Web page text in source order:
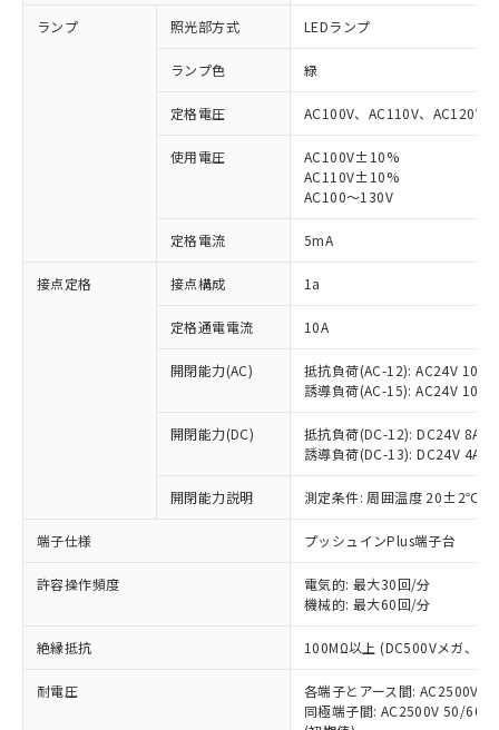
ランプ 照光部方式 LEDランプ
ランプ色 緑
定格電圧 AC100V、AC110V、AC120V
使用電圧
AC100V±10%
AC110V±10%
AC100～130V
定格電流 5mA
接点定格 接点構成 1a
定格通電電流 10A
開閉能力(AC)
抵抗負荷(AC-12): AC24V 10A/
誘導負荷(AC-15): AC24V
開閉能力(DC)
抵抗負荷(DC-12): DC24V 8A/
誘導負荷(DC-13): DC24V 4A/
開閉能力説明 測定条件: 周囲温度 20±2℃、
端子仕様 プッシュインPlus端子台
許容操作頻度
電気的: 最大30回/分
機械的: 最大60回/分
絶縁抵抗 100MΩ以上 (DC500Vメガ、点
耐電圧
各端子とアース間: AC2500V
同極端子間: AC2500V 50/
ご利用条件
以下の条件をお読みいただき、同意のうえ
本サービスは、当社制御機器事業取扱
商品の当社在庫状況および標準価格
(税抜)を提供させていただくもので
当社制御機器事業取扱商品の中には、
ことをご了承ください。
在庫状況および標準価格照会結果は、
記載している更新日時点での社内デー
タに基づき作成されるものであり、閲
覧された時点での実際の在庫および標
準価格とは異なる場合があることをご
対応済み：EU RoHS指令（10物質）の
非含有に対応した製品が提供可能な商品で
す。
対応予定：EU RoHS指令（10物質）の非含
有に対応した製品に切り替える予定のある
対応予定なし：EU RoHS指令（10物質）の
非含有に非対応の商品で、対応品を出す予
調査・確認中：EU RoHS指令（10物質）の
非含有の対応状況を調査中または確認中の
非該当品：ライセンス料など無形物で、有
害物質有無と関係のない商品です。
仕入先様の事情により、非含有部品として
いたものが、含有品と判明した場合などや
むを得ず変更することがあります。
*EU RoHS指令（10物質）：
鉛(Pb) 1000ppm以下、 水銀(Hg) 1000ppm以下、 カド
六価クロム(Cr(Ⅵ)) 1000ppm以下、ポリ臭化ビフェニル
類(PBB) 1000ppm以下、ポリ臭化ジフェニルエーテル類
「○」：最大均質材料含有率が中国RoHSの
基準値以下であることを示します。
「×」：最大均質材料含有率が中国RoHSの
基準値を超えていることを示します。
「－」：未確認です。当社販売部門へお問
*中国RoHS10物質の基準値 (GB/T26572)：
Pb(鉛) :1000ppm、 Hg(水銀) : 1000ppm、 Cd(カドミウ
Cr(Ⅵ)(六価クロム) : 1000ppm、 PBBs(ポリ臭化ビフェ
当社は、これら貴社製品のうち、外国
為替および外国貿易法に定める商品
または国外への提供する場合は、日本
国政府の輸出許可(または役務取引許
可)を取得するなどの必要な手続きを